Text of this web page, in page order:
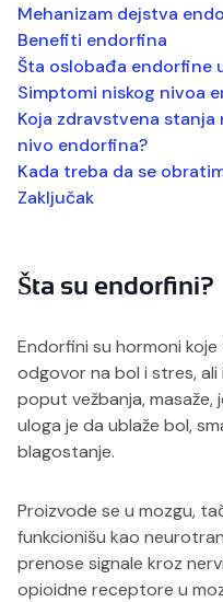
Mehanizam dejstva
Benefiti endorfina
Šta oslobađa endorfine
Simptomi niskog nivoa
Koja zdravstvena
nivo endorfina?
Kada treba da se
Zaključak
Šta su endorfini?
Endorfini su hormoni
odgovor na bol i stres,
poput vežbanja, masaže,
uloga je da ublaže bol,
blagostanje.
Proizvode se u mozgu,
funkcionišu kao
prenose signale kroz
opioidne receptore u